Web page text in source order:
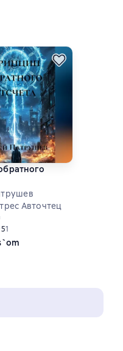
Авточтец
рейтинг 5 на основе 1
51